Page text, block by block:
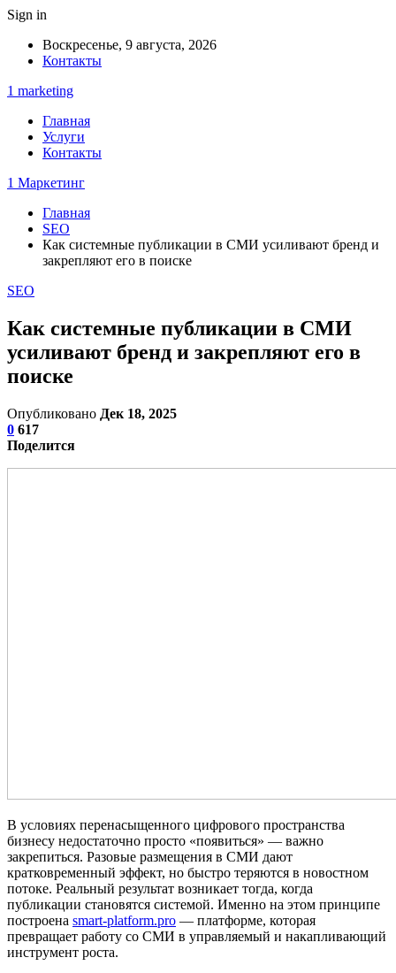
Sign in
Воскресенье, 9 августа, 2026
Контакты
1 marketing
Главная
Услуги
Контакты
1 Маркетинг
Главная
SEO
Как системные публикации в СМИ усиливают бренд и
закрепляют его в поиске
SEO
Как системные публикации в СМИ
усиливают бренд и закрепляют его в
поиске
Опубликовано Дек 18, 2025
0 617
Поделится
В условиях перенасыщенного цифрового пространства
бизнесу недостаточно просто «появиться» — важно
закрепиться. Разовые размещения в СМИ дают
кратковременный эффект, но быстро теряются в новостном
потоке. Реальный результат возникает тогда, когда
публикации становятся системой. Именно на этом принципе
построена smart-platform.pro — платформе, которая
превращает работу со СМИ в управляемый и накапливающий
инструмент роста.